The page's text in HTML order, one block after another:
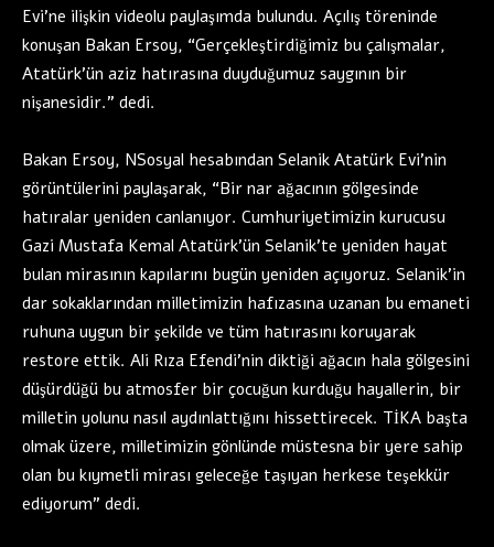
Evi’ne ilişkin videolu paylaşımda bulundu. Açılış töreninde
konuşan Bakan Ersoy, “Gerçekleştirdiğimiz bu çalışmalar,
Atatürk’ün aziz hatırasına duyduğumuz saygının bir
nişanesidir.” dedi.
Bakan Ersoy, NSosyal hesabından Selanik Atatürk Evi’nin
görüntülerini paylaşarak, “Bir nar ağacının gölgesinde
hatıralar yeniden canlanıyor. Cumhuriyetimizin kurucusu
Gazi Mustafa Kemal Atatürk’ün Selanik’te yeniden hayat
bulan mirasının kapılarını bugün yeniden açıyoruz. Selanik’in
dar sokaklarından milletimizin hafızasına uzanan bu emaneti
ruhuna uygun bir şekilde ve tüm hatırasını koruyarak
restore ettik. Ali Rıza Efendi’nin diktiği ağacın hala gölgesini
düşürdüğü bu atmosfer bir çocuğun kurduğu hayallerin, bir
milletin yolunu nasıl aydınlattığını hissettirecek. TİKA başta
olmak üzere, milletimizin gönlünde müstesna bir yere sahip
olan bu kıymetli mirası geleceğe taşıyan herkese teşekkür
ediyorum” dedi.